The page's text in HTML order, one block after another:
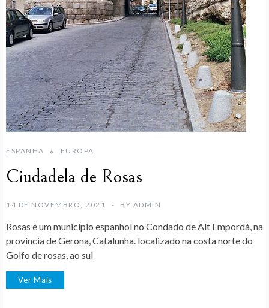
ESPANHA EUROPA
Ciudadela de Rosas
14 DE NOVEMBRO, 2021 BY ADMIN
Rosas é um município espanhol no Condado de Alt Empordà, na
província de Gerona, Catalunha. localizado na costa norte do
Golfo de rosas, ao sul
Ver Mais